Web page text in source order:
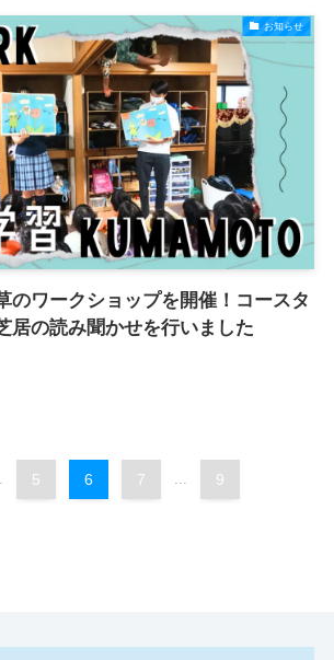
お知らせ
のワークショップを開催！コースタ
居の読み聞かせを行いました
5 6 7 ... 9